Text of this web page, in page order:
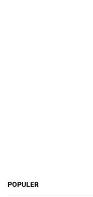
POPULER